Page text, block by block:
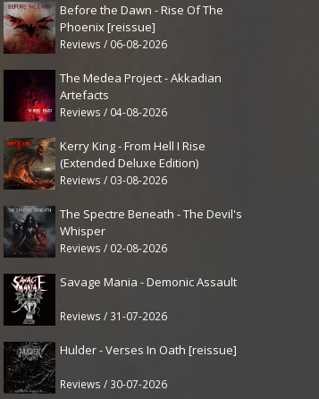
Before the Dawn - Rise Of The
Phoenix [reissue]
Reviews / 06-08-2026
The Medea Project - Akkadian
Artefacts
Reviews / 04-08-2026
Kerry King - From Hell I Rise
(Extended Deluxe Edition)
Reviews / 03-08-2026
The Spectre Beneath - The Devil's
Whisper
Reviews / 02-08-2026
Savage Mania - Demonic Assault
Reviews / 31-07-2026
Hulder - Verses In Oath [reissue]
Reviews / 30-07-2026